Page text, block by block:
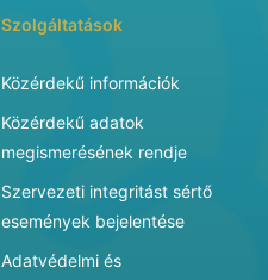
Szolgáltatások
Közérdekű információk
Közérdekű adatok
megismerésének rendje
Szervezeti integritást sértő
események bejelentése
Adatvédelmi és